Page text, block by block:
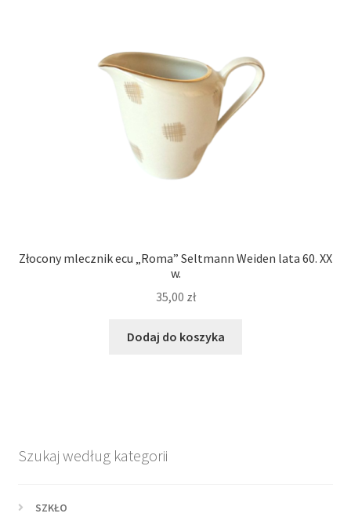
Złocony mlecznik ecu „Roma” Seltmann Weiden lata 60. XX
w.
35,00 zł
Dodaj do koszyka
Szukaj według kategorii
SZKŁO